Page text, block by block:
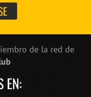
de la red de
EN: